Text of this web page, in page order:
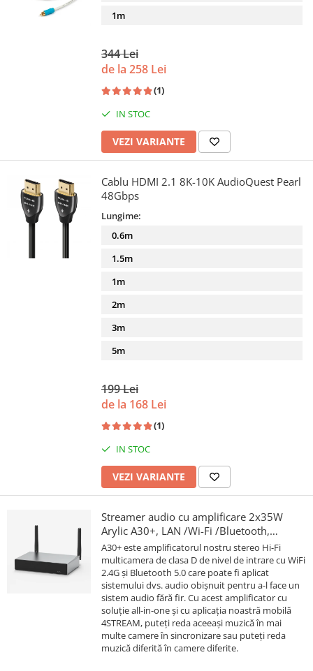
1m
344 Lei
de la 258 Lei
(1)
IN STOC
VEZI VARIANTE
Cablu HDMI 2.1 8K-10K AudioQuest Pearl
48Gbps
Lungime:
0.6m
1.5m
1m
2m
3m
5m
199 Lei
de la 168 Lei
(1)
IN STOC
VEZI VARIANTE
Streamer audio cu amplificare 2x35W
Arylic A30+, LAN /Wi-Fi /Bluetooth,
24bit/192kHz, Multiroom
A30+ este amplificatorul nostru stereo Hi-Fi
multicamera de clasa D de nivel de intrare cu WiFi
2.4G și Bluetooth 5.0 care poate fi aplicat
sistemului dvs. audio obișnuit pentru a-l face un
sistem audio fără fir. Cu acest amplificator cu
soluție all-in-one și cu aplicația noastră mobilă
4STREAM, puteți reda aceeași muzică în mai
multe camere în sincronizare sau puteți reda
muzică diferită în camere diferite.